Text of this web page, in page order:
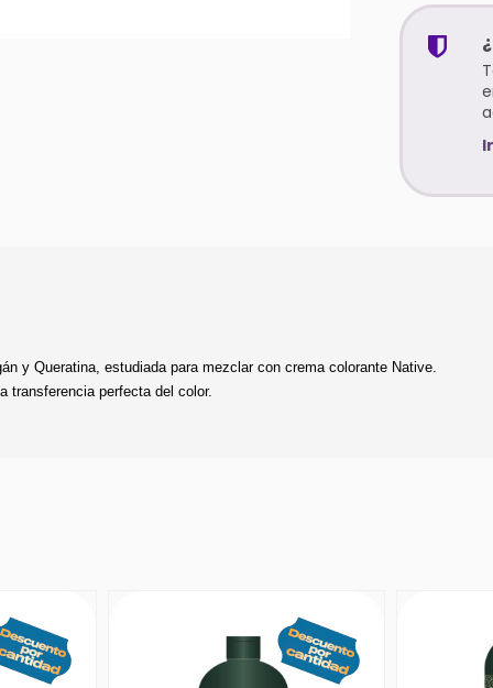
y Queratina, estudiada para mezclar con crema colorante Native.
transferencia perfecta del color.